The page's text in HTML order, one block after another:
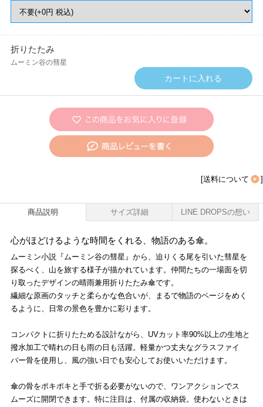
折りたたみ
ムーミン谷の彗星
[送料について ]
商品説明 サイズ詳細 LINE DROPSの想い
心がほどけるような時間をくれる、物語のある傘。
ムーミン小説『ムーミン谷の彗星』から、迫りくる尾を引いた彗星を
探るべく、山を旅する様子が描かれています。仲間たちの一場面を切
り取ったデザインの晴雨兼用折りたたみ傘です。
繊細な原画のタッチと柔らかな色合いが、まるで物語のページをめく
るように、日常の景色を豊かに彩ります。
コンパクトに折りたためる設計ながら、UVカット率90%以上の生地と
撥水加工で晴れの日も雨の日も活躍。軽量かつ丈夫なグラスファイ
バー骨を使用し、風の強い日でも安心してお使いいただけます。
傘の骨をポキポキと手で折る必要がないので、ワンアクションでス
ムーズに開閉できます。特に注目は、付属の収納袋。使わないときは